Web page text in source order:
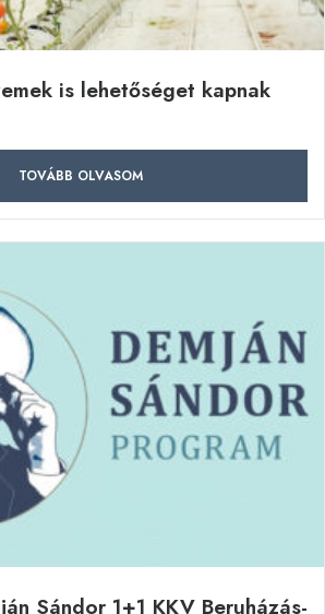
is lehetőséget kapnak
TOVÁBB OLVASOM
Sándor 1+1 KKV Beruházás-